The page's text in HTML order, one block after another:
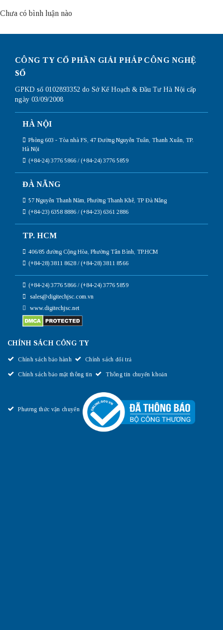
Chưa có bình luận nào
CÔNG TY CỔ PHẦN GIẢI PHÁP CÔNG NGHỆ
SỐ
GPKD số 0102893352 do Sở Kế Hoạch & Đầu Tư Hà Nội cấp
ngày 03/09/2008
HÀ NỘI
Phòng 603 - Tòa nhà FS, 47 Đường Nguyễn Tuân, Thanh Xuân, TP.
Hà Nội
(+84-24) 3776 5866 / (+84-24) 3776 5859
ĐÀ NẴNG
57 Nguyễn Thanh Năm, Phường Thanh Khê, TP Đà Nẵng
(+84-23) 6358 8886 / (+84-23) 6361 2886
TP. HCM
406/85 đường Cộng Hòa, Phường Tân Bình, TP.HCM
(+84-28) 3811 8628 / (+84-28) 3811 8566
(+84-24) 3776 5866 / (+84-24) 3776 5859
sales@digitechjsc.com.vn
www.digitechjsc.net
CHÍNH SÁCH CÔNG TY
Chính sách bảo hành Chính sách đổi trả
Chính sách bảo mật thông tin Thông tin chuyển khoản
Phương thức vận chuyển